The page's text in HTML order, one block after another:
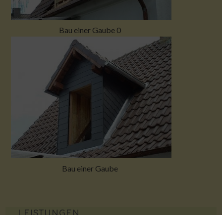
Bau einer Gaube 0
Bau einer Gaube